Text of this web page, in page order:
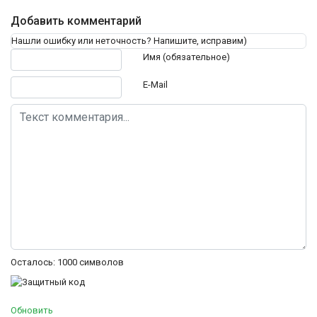
Добавить комментарий
Нашли ошибку или неточность? Напишите, исправим)
Имя (обязательное)
E-Mail
Осталось: 1000 символов
Обновить